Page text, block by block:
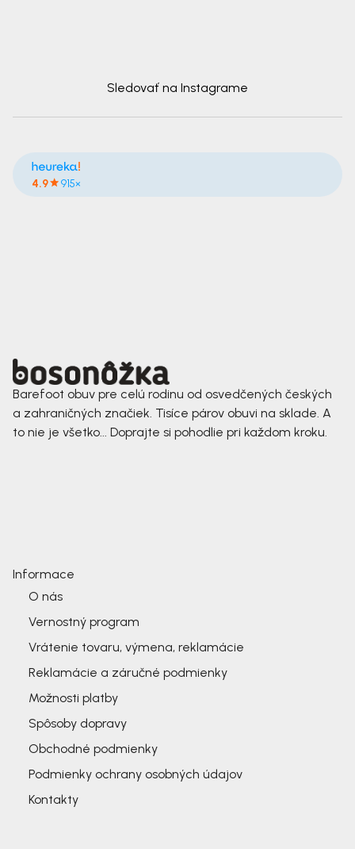
Sledovať na Instagrame
4.9 915×
Barefoot obuv pre celú rodinu od osvedčených českých
a zahraničných značiek. Tisíce párov obuvi na sklade. A
to nie je všetko... Doprajte si pohodlie pri každom kroku.
Informace
O nás
Vernostný program
Vrátenie tovaru, výmena, reklamácie
Reklamácie a záručné podmienky
Možnosti platby
Spôsoby dopravy
Obchodné podmienky
Podmienky ochrany osobných údajov
Kontakty